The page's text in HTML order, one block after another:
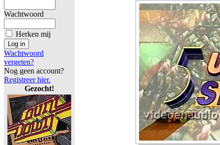
Wachtwoord
Herken mij
Wachtwoord
vergeten?
Nog geen account?
Registreer hier.
Gezocht!